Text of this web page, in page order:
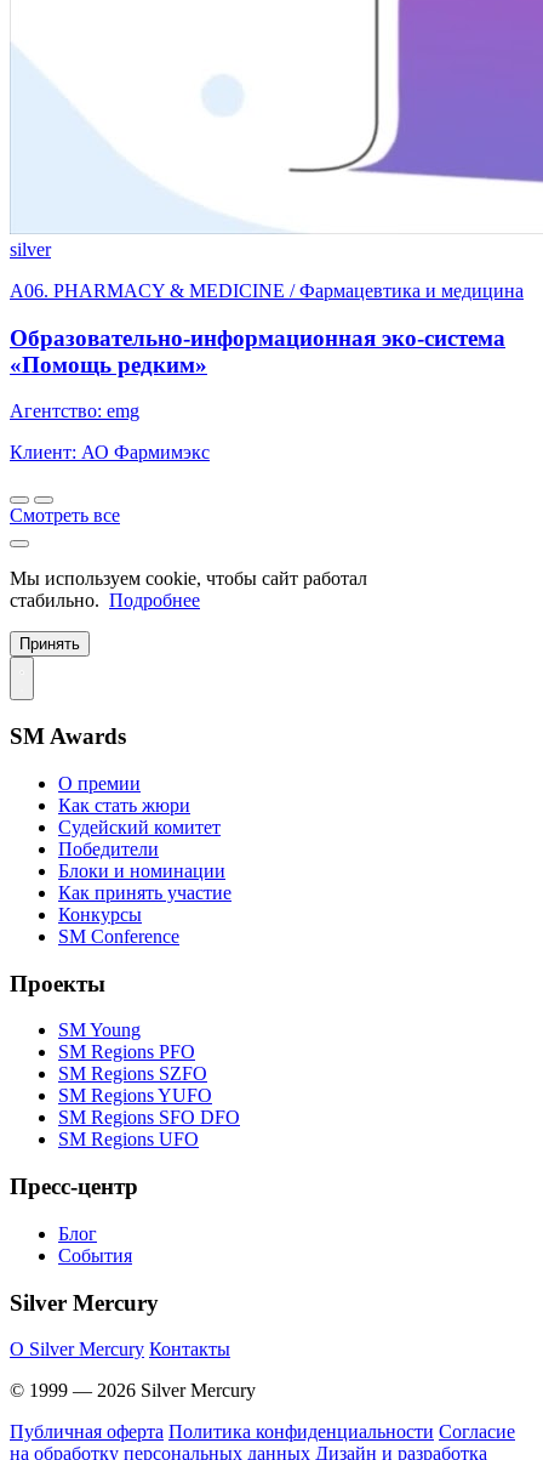
silver
A06. PHARMACY & MEDICINE / Фармацевтика и медицина
Образовательно-информационная эко-система
«Помощь редким»
Агентство: emg
Клиент: АО Фармимэкс
Смотреть все
Мы используем cookie, чтобы сайт работал
стабильно. Подробнее
Принять
SM Awards
О премии
Как стать жюри
Судейский комитет
Победители
Блоки и номинации
Как принять участие
Конкурсы
SM Conference
Проекты
SM Young
SM Regions PFO
SM Regions SZFO
SM Regions YUFO
SM Regions SFO DFO
SM Regions UFO
Пресс-центр
Блог
События
Silver Mercury
O Silver Mercury Контакты
© 1999 — 2026 Silver Mercury
Публичная оферта Политика конфиденциальности Согласие
на обработку персональных данных Дизайн и разработка